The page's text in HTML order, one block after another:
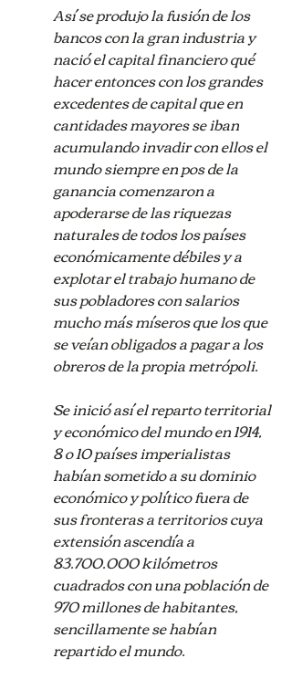
Así se produjo la fusión de los
bancos con la gran industria y
nació el capital financiero qué
hacer entonces con los grandes
excedentes de capital que en
cantidades mayores se iban
acumulando invadir con ellos el
mundo siempre en pos de la
ganancia comenzaron a
apoderarse de las riquezas
naturales de todos los países
económicamente débiles y a
explotar el trabajo humano de
sus pobladores con salarios
mucho más míseros que los que
se veían obligados a pagar a los
obreros de la propia metrópoli.
Se inició así el reparto territorial
y económico del mundo en 1914,
8 o 10 países imperialistas
habían sometido a su dominio
económico y político fuera de
sus fronteras a territorios cuya
extensión ascendía a
83.700.000 kilómetros
cuadrados con una población de
970 millones de habitantes,
sencillamente se habían
repartido el mundo.